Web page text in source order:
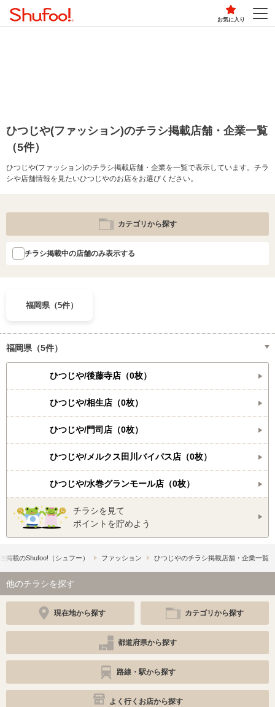
お気に入り
ひつじや(ファッション)のチラシ掲載店舗・企業一覧
（5件）
ひつじや(ファッション)のチラシ掲載店舗・企業を一覧で表示しています。チラ
シや店舗情報を見たいひつじやのお店をお選びください。
カテゴリから探す
チラシ掲載中の店舗のみ表示する
福岡県（5件）
福岡県（5件）
ひつじや/後藤寺店（0枚）
ひつじや/相生店（0枚）
ひつじや/門司店（0枚）
ひつじや/メルクス田川バイパス店（0枚）
ひつじや/水巻グランモール店（0枚）
チラシを見て
ポイントを貯めよう
掲載の​Shufoo!​（シュフー） ファッション ひつじやのチラシ掲載店舗・企業一覧
他のチラシを探す
現在地から探す カテゴリから探す
都道府県から探す
路線・駅から探す
よく行くお店から探す